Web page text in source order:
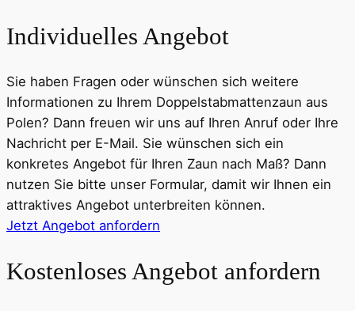
Individuelles Angebot
Sie haben Fragen oder wünschen sich weitere
Informationen zu Ihrem Doppelstab­matten­zaun aus
Polen? Dann freuen wir uns auf Ihren Anruf oder Ihre
Nachricht per E-Mail. Sie wünschen sich ein
konkretes Angebot für Ihren Zaun nach Maß? Dann
nutzen Sie bitte unser Formular, damit wir Ihnen ein
attraktives Angebot unterbreiten können.
Jetzt Angebot anfordern
Kostenloses Angebot anfordern